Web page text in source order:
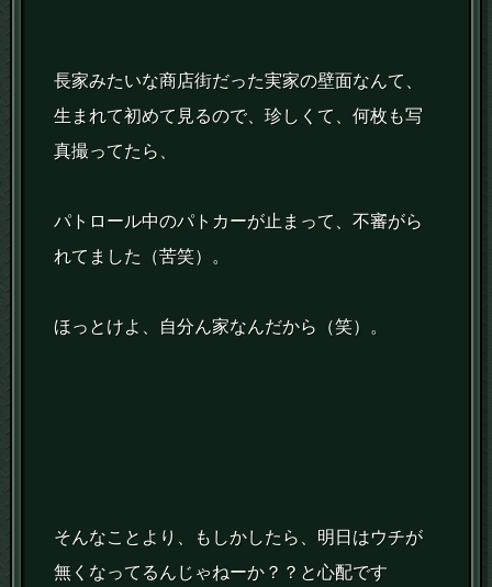
長家みたいな商店街だった実家の壁面なんて、
生まれて初めて見るので、珍しくて、何枚も写
真撮ってたら、
パトロール中のパトカーが止まって、不審がら
れてました（苦笑）。
ほっとけよ、自分ん家なんだから（笑）。
そんなことより、もしかしたら、明日はウチが
無くなってるんじゃねーか？？と心配です